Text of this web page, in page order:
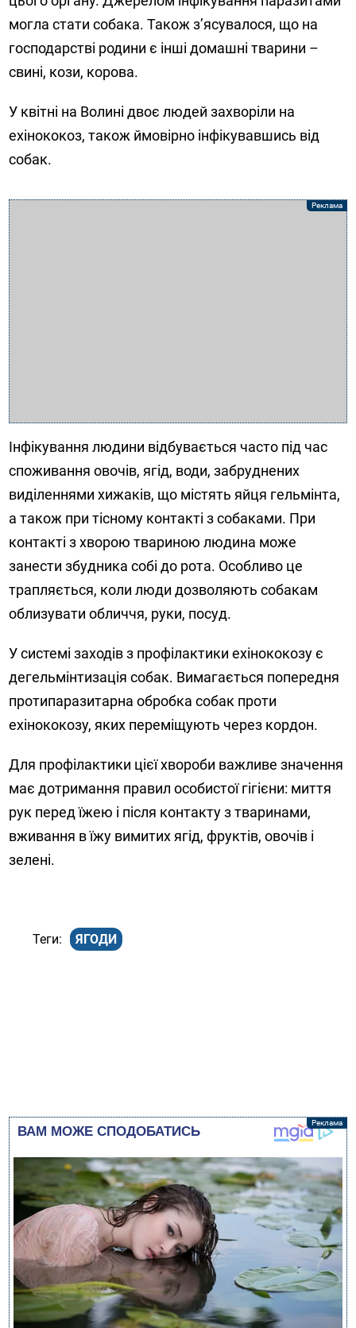
могла стати собака. Також з’ясувалося, що на
господарстві родини є інші домашні тварини –
свині, кози, корова.
У квітні на Волині двоє людей захворіли на
ехінококоз, також ймовірно інфікувавшись від
собак.
Інфікування людини відбувається часто під час
споживання овочів, ягід, води, забруднених
виділеннями хижаків, що містять яйця гельмінта,
а також при тісному контакті з собаками. При
контакті з хворою твариною людина може
занести збудника собі до рота. Особливо це
трапляється, коли люди дозволяють собакам
облизувати обличчя, руки, посуд.
У системі заходів з профілактики ехінококозу є
дегельмінтизація собак. Вимагається попередня
протипаразитарна обробка собак проти
ехінококозу, яких переміщують через кордон.
Для профілактики цієї хвороби важливе значення
має дотримання правил особистої гігієни: миття
рук перед їжею і після контакту з тваринами,
вживання в їжу вимитих ягід, фруктів, овочів і
зелені.
ЯГОДИ